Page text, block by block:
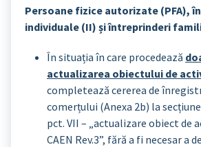
Persoane fizice autorizate (PFA),
individuale (II) și întreprinderi
În situația în care procedează
actualizarea obiectului de
completează cererea de
comerțului (Anexa 2b) la
pct. VII – „actualizare obiect de
CAEN Rev.3”, fără a fi necesar a